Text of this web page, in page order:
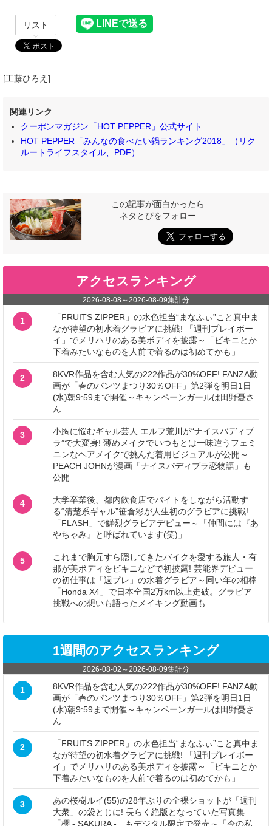
リスト
[工藤ひろえ]
関連リンク
クーポンマガジン「HOT PEPPER」公式サイト
HOT PEPPER「みんなの食べたい鍋ランキング2018」（リク
ルートライフスタイル、PDF）
この記事が面白かったら
ネタとぴをフォロー
アクセスランキング
2026-08-08 ～2026-08-09集計分
1
「FRUITS ZIPPER」の水色担当“まなふぃ”こと真中ま
なが待望の初水着グラビアに挑戦! 「週刊プレイボー
イ」でメリハリのある美ボディを披露～「ビキニとか
下着みたいなものを人前で着るのは初めてかも」
2
8KVR作品を含む人気の222作品が30%OFF! FANZA動
画が「春のパンツまつり30％OFF」第2弾を明日1日
(水)朝9:59まで開催～キャンペーンガールは田野憂さ
ん
3
小胸に悩むギャル芸人 エルフ荒川が“ナイスバディブ
ラ”で大変身! 薄めメイクでいつもとは一味違うフェミ
ニンなヘアメイクで挑んだ着用ビジュアルが公開～
PEACH JOHNが漫画「ナイスバディブラ恋物語」も
公開
4
大学卒業後、都内飲食店でバイトをしながら活動す
る“清楚系ギャル”笹倉彩が人生初のグラビアに挑戦!
「FLASH」で鮮烈グラビアデビュー～「仲間には『あ
やちゃみ』と呼ばれています(笑)」
5
これまで胸元すら隠してきたバイクを愛する旅人・有
那が美ボディをビキニなどで初披露! 芸能界デビュー
の初仕事は「週プレ」の水着グラビア～同い年の相棒
「Honda X4」で日本全国2万km以上走破。グラビア
挑戦への想いも語ったメイキング動画も
1週間のアクセスランキング
2026-08-02 ～2026-08-09集計分
1
8KVR作品を含む人気の222作品が30%OFF! FANZA動
画が「春のパンツまつり30％OFF」第2弾を明日1日
(水)朝9:59まで開催～キャンペーンガールは田野憂さ
ん
2
「FRUITS ZIPPER」の水色担当“まなふぃ”こと真中ま
なが待望の初水着グラビアに挑戦! 「週刊プレイボー
イ」でメリハリのある美ボディを披露～「ビキニとか
下着みたいなものを人前で着るのは初めてかも」
3
あの桜樹ルイ(55)の28年ぶりの全裸ショットが「週刊
大衆」の袋とじに! 長らく絶版となっていた写真集
「櫻 - SAKURA -」もデジタル限定で発売～「今の私